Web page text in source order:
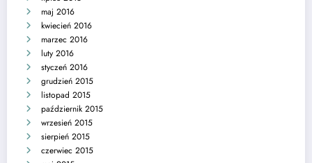
maj 2016
kwiecień 2016
marzec 2016
luty 2016
styczeń 2016
grudzień 2015
listopad 2015
październik 2015
wrzesień 2015
sierpień 2015
czerwiec 2015